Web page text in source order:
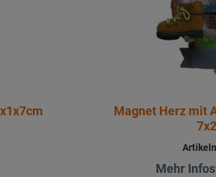
Magnet Herz mit
Mehr